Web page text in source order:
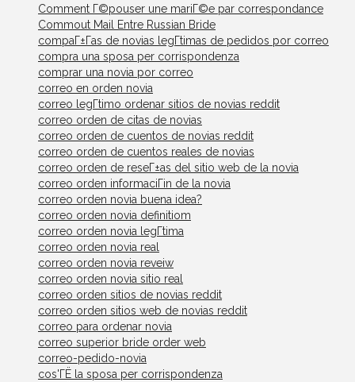
Comment Г©pouser une mariГ©e par correspondance
Commout Mail Entre Russian Bride
compaГ±Г­as de novias legГ­timas de pedidos por correo
compra una sposa per corrispondenza
comprar una novia por correo
correo en orden novia
correo legГ­timo ordenar sitios de novias reddit
correo orden de citas de novias
correo orden de cuentos de novias reddit
correo orden de cuentos reales de novias
correo orden de reseГ±as del sitio web de la novia
correo orden informaciГіn de la novia
correo orden novia buena idea?
correo orden novia definitiom
correo orden novia legГ­tima
correo orden novia real
correo orden novia reveiw
correo orden novia sitio real
correo orden sitios de novias reddit
correo orden sitios web de novias reddit
correo para ordenar novia
correo superior bride order web
correo-pedido-novia
cos'ГЁ la sposa per corrispondenza